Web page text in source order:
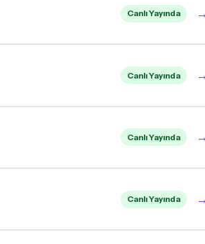
Canlı Yayında →
Canlı Yayında →
Canlı Yayında →
Canlı Yayında →